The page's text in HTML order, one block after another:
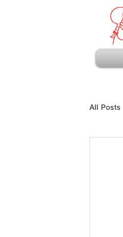
All Posts